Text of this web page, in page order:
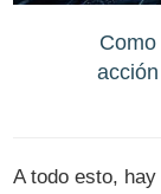
A todo esto,